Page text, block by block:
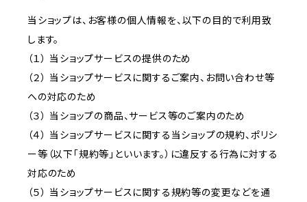
当ショップは、お客様の個人情報を、以下の目的で利用致
します。
（１） 当ショップサービスの提供のため
（２） 当ショップサービスに関するご案内、お問い合わせ等
への対応のため
（３） 当ショップの商品、サービス等のご案内のため
（４） 当ショップサービスに関する当ショップの規約、ポリシ
ー等（以下「規約等」といいます。）に違反する行為に対する
対応のため
（５） 当ショップサービスに関する規約等の変更などを通